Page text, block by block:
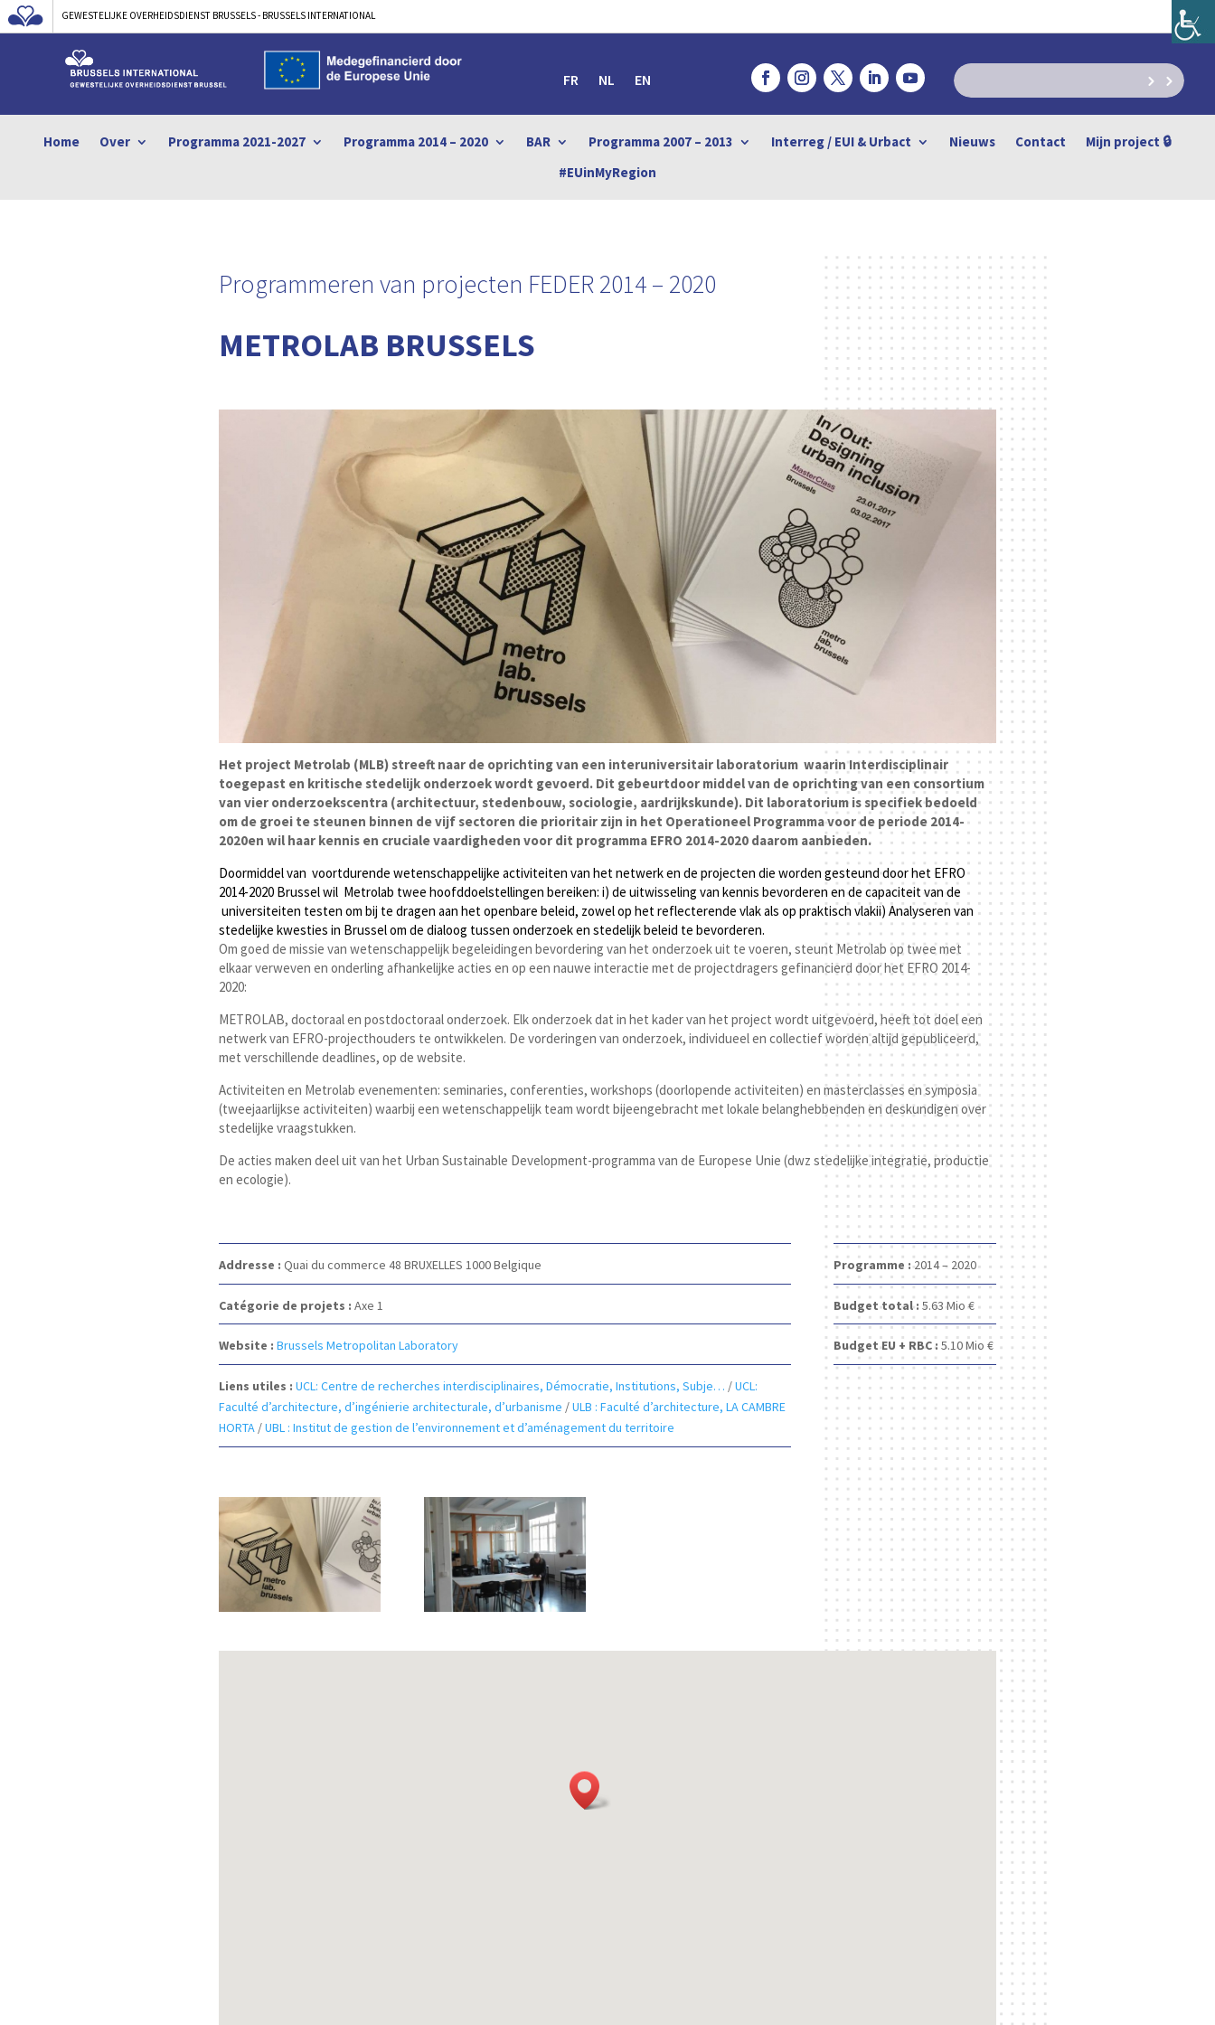
GEWESTELIJKE OVERHEIDSDIENST BRUSSELS - BRUSSELS INTERNATIONAL
FR NL EN
Home Over Programma 2021-2027 Programma 2014 – 2020 BAR Programma 2007 – 2013 Interreg / EUI & Urbact Nieuws Contact
Mijn project 🔒
#EUinMyRegion
Programmeren van projecten FEDER 2014 – 2020
METROLAB BRUSSELS
Het project Metrolab (MLB) streeft naar de oprichting van een interuniversitair laboratorium waarin Interdisciplinair
toegepast en kritische stedelijk onderzoek wordt gevoerd. Dit gebeurtdoor middel van de oprichting van een consortium
van vier onderzoekscentra (architectuur, stedenbouw, sociologie, aardrijkskunde). Dit laboratorium is specifiek bedoeld
om de groei te steunen binnen de vijf sectoren die prioritair zijn in het Operationeel Programma voor de periode 2014-
2020en wil haar kennis en cruciale vaardigheden voor dit programma EFRO 2014-2020 daarom aanbieden.
Doormiddel van voortdurende wetenschappelijke activiteiten van het netwerk en de projecten die worden gesteund door het EFRO
2014-2020 Brussel wil Metrolab twee hoofddoelstellingen bereiken: i) de uitwisseling van kennis bevorderen en de capaciteit van de
universiteiten testen om bij te dragen aan het openbare beleid, zowel op het reflecterende vlak als op praktisch vlakii) Analyseren van
stedelijke kwesties in Brussel om de dialoog tussen onderzoek en stedelijk beleid te bevorderen.
Om goed de missie van wetenschappelijk begeleidingen bevordering van het onderzoek uit te voeren, steunt Metrolab op twee met
elkaar verweven en onderling afhankelijke acties en op een nauwe interactie met de projectdragers gefinancierd door het EFRO 2014-
2020:
METROLAB, doctoraal en postdoctoraal onderzoek. Elk onderzoek dat in het kader van het project wordt uitgevoerd, heeft tot doel een
netwerk van EFRO-projecthouders te ontwikkelen. De vorderingen van onderzoek, individueel en collectief worden altijd gepubliceerd,
met verschillende deadlines, op de website.
Activiteiten en Metrolab evenementen: seminaries, conferenties, workshops (doorlopende activiteiten) en masterclasses en symposia
(tweejaarlijkse activiteiten) waarbij een wetenschappelijk team wordt bijeengebracht met lokale belanghebbenden en deskundigen over
stedelijke vraagstukken.
De acties maken deel uit van het Urban Sustainable Development-programma van de Europese Unie (dwz stedelijke integratie, productie
en ecologie).
Addresse : Quai du commerce 48 BRUXELLES 1000Belgique
Catégorie de projets : Axe 1
Website : Brussels Metropolitan Laboratory
Liens utiles : UCL: Centre de recherches interdisciplinaires, Démocratie, Institutions, Subje… /UCL:
Faculté d’architecture, d’ingénierie architecturale, d’urbanisme /ULB : Faculté d’architecture, LA CAMBRE
HORTA/UBL : Institut de gestion de l’environnement et d’aménagement du territoire
Programme :2014 – 2020
Budget total : 5.63Mio €
Budget EU + RBC : 5.10Mio €